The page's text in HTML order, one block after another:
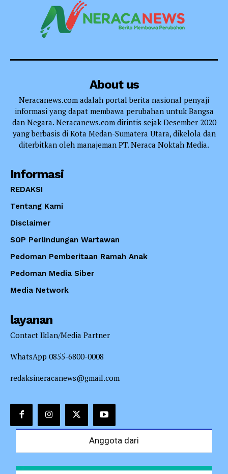
About us
Neracanews.com adalah portal berita nasional penyaji
informasi yang dapat membawa perubahan untuk Bangsa
dan Negara. Neracanews.com dirintis sejak Desember 2020
yang berbasis di Kota Medan-Sumatera Utara, dikelola dan
diterbitkan oleh manajeman PT. Neraca Noktah Media.
Informasi
REDAKSI
Tentang Kami
Disclaimer
SOP Perlindungan Wartawan
Pedoman Pemberitaan Ramah Anak
Pedoman Media Siber
Media Network
layanan
Contact Iklan/Media Partner
WhatsApp 0855-6800-0008
redaksineracanews@gmail.com
Anggota dari